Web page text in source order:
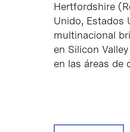
Hertfordshire
Unido, Estados
multinacional
en Silicon
en las áreas de